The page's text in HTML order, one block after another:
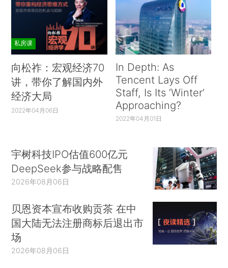
私房课
向松祚：宏观经济70
讲，带你了解国内外
经济大局
2022年04月06日
In Depth: As
Tencent Lays Off
Staff, Is Its ‘Winter’
Approaching?
2022年04月01日
宇树科技IPO估值600亿元
DeepSeek参与战略配售
2026年08月06日
贝恩资本宣布收购贡茶 在中
国大陆无法注册商标后退出市
场
2026年08月06日